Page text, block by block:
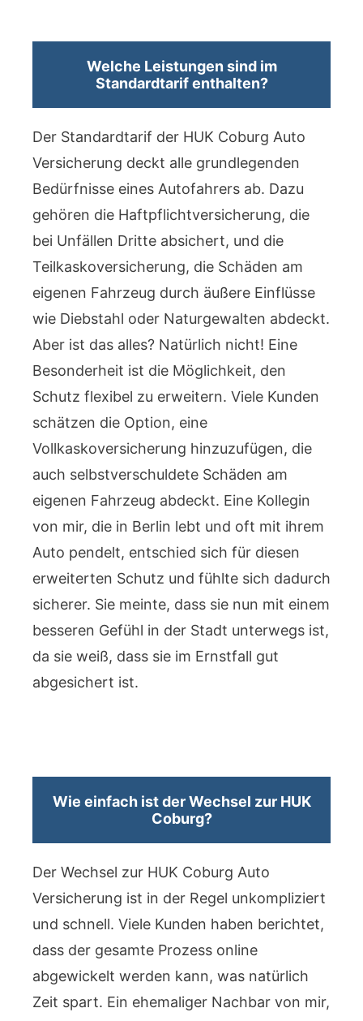
Welche Leistungen sind im
Standardtarif enthalten?
Der Standardtarif der HUK Coburg Auto
Versicherung deckt alle grundlegenden
Bedürfnisse eines Autofahrers ab. Dazu
gehören die Haftpflichtversicherung, die
bei Unfällen Dritte absichert, und die
Teilkaskoversicherung, die Schäden am
eigenen Fahrzeug durch äußere Einflüsse
wie Diebstahl oder Naturgewalten abdeckt.
Aber ist das alles? Natürlich nicht! Eine
Besonderheit ist die Möglichkeit, den
Schutz flexibel zu erweitern. Viele Kunden
schätzen die Option, eine
Vollkaskoversicherung hinzuzufügen, die
auch selbstverschuldete Schäden am
eigenen Fahrzeug abdeckt. Eine Kollegin
von mir, die in Berlin lebt und oft mit ihrem
Auto pendelt, entschied sich für diesen
erweiterten Schutz und fühlte sich dadurch
sicherer. Sie meinte, dass sie nun mit einem
besseren Gefühl in der Stadt unterwegs ist,
da sie weiß, dass sie im Ernstfall gut
abgesichert ist.
Wie einfach ist der Wechsel zur HUK
Coburg?
Der Wechsel zur HUK Coburg Auto
Versicherung ist in der Regel unkompliziert
und schnell. Viele Kunden haben berichtet,
dass der gesamte Prozess online
abgewickelt werden kann, was natürlich
Zeit spart. Ein ehemaliger Nachbar von mir,